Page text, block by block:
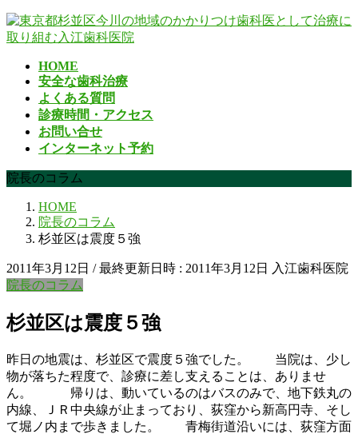
コ
ン
プ
ナ
ビ
動
HOME
安全な歯科治療
よくある質問
診療時間・アクセス
お問い合せ
インターネット予約
院長のコラム
HOME
院長のコラム
杉並区は震度５強
2011年3月12日 / 最終更新日時 : 2011年3月12日
入江歯科医院
院長のコラム
杉並区は震度５強
昨日の地震は、杉並区で震度５強でした。 当院は、少し
物が落ちた程度で、診療に差し支えることは、ありませ
ん。 帰りは、動いているのはバスのみで、地下鉄丸の
内線、ＪＲ中央線が止まっており、荻窪から新高円寺、そし
て堀ノ内まで歩きました。 青梅街道沿いには、荻窪方面